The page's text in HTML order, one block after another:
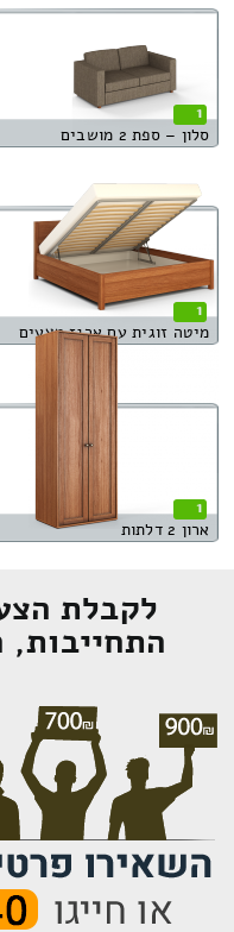
1
סלון – ספת 2 מושבים
1
מיטה זוגית עם ארגז מצעים
1
ארון 2 דלתות
לקבלת
התחייבות,